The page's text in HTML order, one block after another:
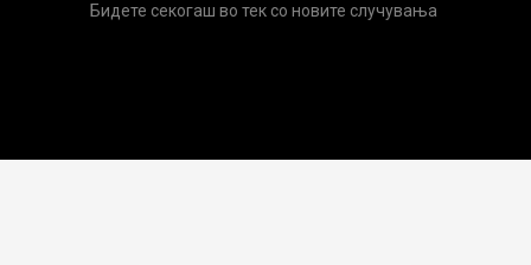
Бидете секогаш во тек со новите случувања